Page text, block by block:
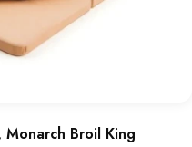
Monarch Broil King